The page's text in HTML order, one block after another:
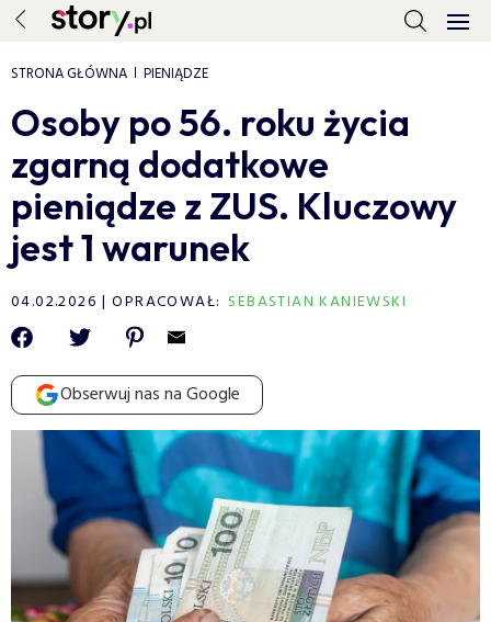
STRONA GŁÓWNA PIENIĄDZE
Osoby po 56. roku życia
zgarną dodatkowe
pieniądze z ZUS. Kluczowy
jest 1 warunek
04.02.2026 OPRACOWAŁ: SEBASTIAN KANIEWSKI
Obserwuj nas na Google